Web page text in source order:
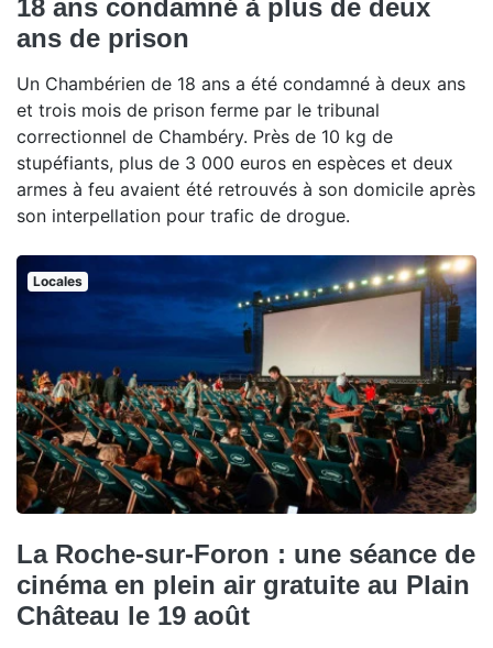
18 ans condamné à plus de deux
ans de prison
Un Chambérien de 18 ans a été condamné à deux ans
et trois mois de prison ferme par le tribunal
correctionnel de Chambéry. Près de 10 kg de
stupéfiants, plus de 3 000 euros en espèces et deux
armes à feu avaient été retrouvés à son domicile après
son interpellation pour trafic de drogue.
Locales
La Roche-sur-Foron : une séance de
cinéma en plein air gratuite au Plain
Château le 19 août